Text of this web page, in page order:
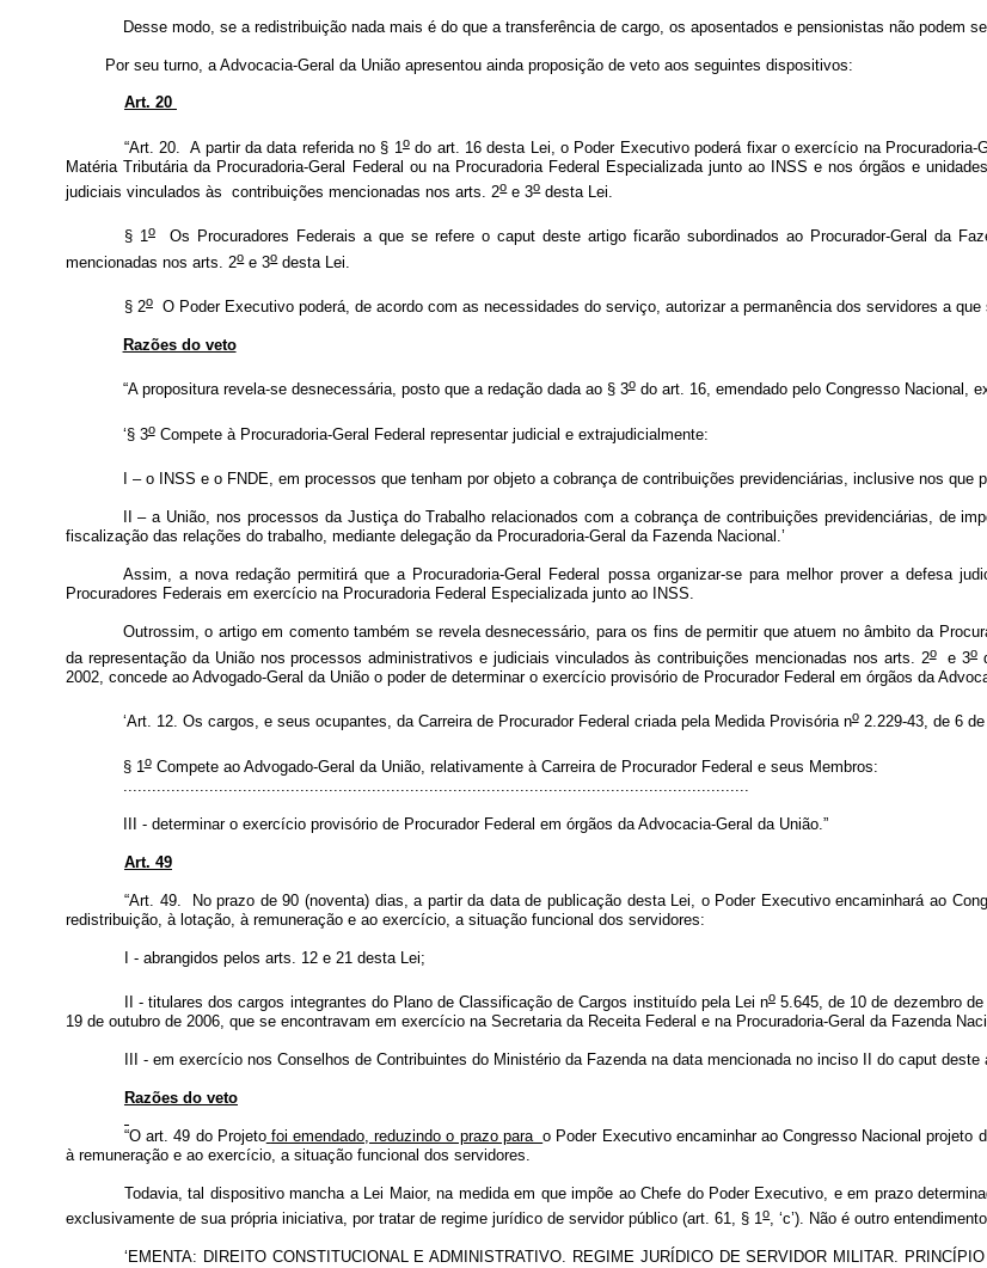
Desse modo, se a redistribuição nada mais é do que a transferência de cargo, os aposentados e pensionistas não podem
Por seu turno, a Advocacia-Geral da União apresentou ainda proposição de veto aos seguintes dispositivos:
Art. 20
“Art. 20. A partir da data referida no § 1odo art. 16 desta Lei, o Poder Executivo poderá fixar o exercício na Procuradoria-
Matéria Tributária da Procuradoria-Geral Federal ou na Procuradoria Federal Especializada junto ao INSS e nos órgãos e
judiciais vinculados às contribuições mencionadas nos arts. 2oe 3odesta Lei.
§ 1o
Os Procuradores Federais a que se refere o caput deste artigo ficarão subordinados ao Procurador-Geral da
mencionadas nos arts. 2oe 3odesta Lei.
§ 2oO Poder Executivo poderá, de acordo com as necessidades do serviço, autorizar a permanência dos servidores a
Razões do veto
“A propositura revela-se desnecessária, posto que a redação dada ao § 3odo art. 16, emendado pelo Congresso Nacional,
‘§ 3oCompete à Procuradoria-Geral Federal representar judicial e extrajudicialmente:
I – o INSS e o FNDE, em processos que tenham por objeto a cobrança de contribuições previdenciárias, inclusive nos
II – a União, nos processos da Justiça do Trabalho relacionados com a cobrança de contribuições previdenciárias, de
fiscalização das relações do trabalho, mediante delegação da Procuradoria-Geral da Fazenda Nacional.’
Assim, a nova redação permitirá que a Procuradoria-Geral Federal possa organizar-se para melhor prover a defesa
Procuradores Federais em exercício na Procuradoria Federal Especializada junto ao INSS.
Outrossim, o artigo em comento também se revela desnecessário, para os fins de permitir que atuem no âmbito da
da representação da União nos processos administrativos e judiciais vinculados às contribuições mencionadas nos arts. 2oe 3o
2002, concede ao Advogado-Geral da União o poder de determinar o exercício provisório de Procurador Federal em órgãos da
‘Art. 12. Os cargos, e seus ocupantes, da Carreira de Procurador Federal criada pela Medida Provisória no2.229-43, de 6 de
§ 1oCompete ao Advogado-Geral da União, relativamente à Carreira de Procurador Federal e seus Membros:
III - determinar o exercício provisório de Procurador Federal em órgãos da Advocacia-Geral da União.”
Art. 49
“Art. 49. No prazo de 90 (noventa) dias, a partir da data de publicação desta Lei, o Poder Executivo encaminhará ao
redistribuição, à lotação, à remuneração e ao exercício, a situação funcional dos servidores:
I - abrangidos pelos arts. 12 e 21 desta Lei;
II - titulares dos cargos integrantes do Plano de Classificação de Cargos instituído pela Lei no5.645, de 10 de dezembro
19 de outubro de 2006, que se encontravam em exercício na Secretaria da Receita Federal e na Procuradoria-Geral da Fazenda
III - em exercício nos Conselhos de Contribuintes do Ministério da Fazenda na data mencionada no inciso II do caput deste
Razões do veto
“O art. 49 do Projeto foi emendado, reduzindo o prazo parao Poder Executivo encaminhar ao Congresso Nacional projeto
à remuneração e ao exercício, a situação funcional dos servidores.
Todavia, tal dispositivo mancha a Lei Maior, na medida em que impõe ao Chefe do Poder Executivo, e em prazo
exclusivamente de sua própria iniciativa, por tratar de regime jurídico de servidor público (art. 61, § 1o, ‘c’). Não é outro
‘EMENTA: DIREITO CONSTITUCIONAL E ADMINISTRATIVO. REGIME JURÍDICO DE SERVIDOR MILITAR.